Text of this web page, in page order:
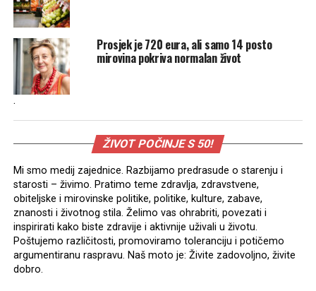
Prosjek je 720 eura, ali samo 14 posto
mirovina pokriva normalan život
.
ŽIVOT POČINJE S 50!
Mi smo medij zajednice. Razbijamo predrasude o starenju i
starosti – živimo. Pratimo teme zdravlja, zdravstvene,
obiteljske i mirovinske politike, politike, kulture, zabave,
znanosti i životnog stila. Želimo vas ohrabriti, povezati i
inspirirati kako biste zdravije i aktivnije uživali u životu.
Poštujemo različitosti, promoviramo toleranciju i potičemo
argumentiranu raspravu. Naš moto je: Živite zadovoljno, živite
dobro.